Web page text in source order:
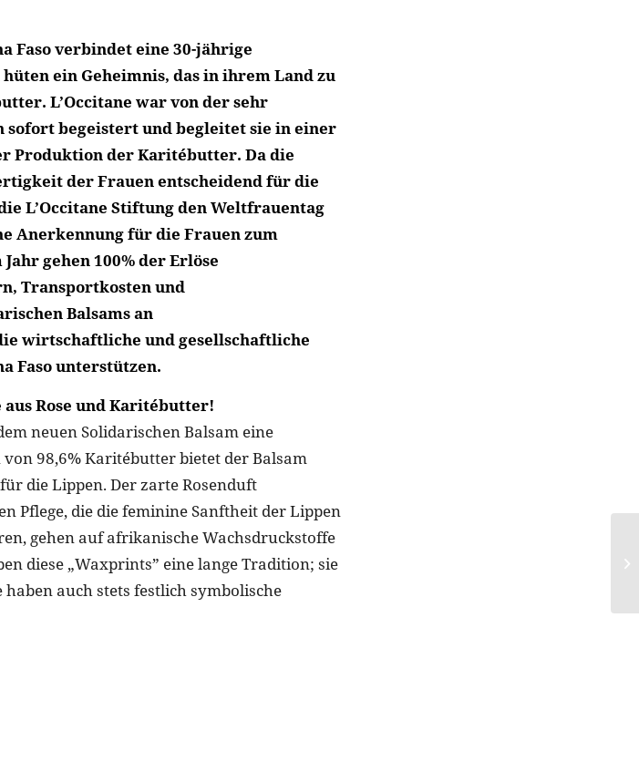
Faso verbindet eine 30-jährige
ein Geheimnis, das in ihrem Land zu
L’Occitane war von der sehr
begeistert und begleitet sie in einer
Produktion der Karitébutter. Da die
der Frauen entscheidend für die
L’Occitane Stiftung den Weltfrauentag
Anerkennung für die Frauen zum
gehen 100% der Erlöse
Transportkosten und
Balsams an
wirtschaftliche und gesellschaftliche
Faso unterstützen.
Rose und Karitébutter!
neuen Solidarischen Balsam eine
98,6% Karitébutter bietet der Balsam
die Lippen. Der zarte Rosenduft
Pflege, die die feminine Sanftheit der Lippen
gehen auf afrikanische Wachsdruckstoffe
diese „Waxprints” eine lange Tradition; sie
auch stets festlich symbolische